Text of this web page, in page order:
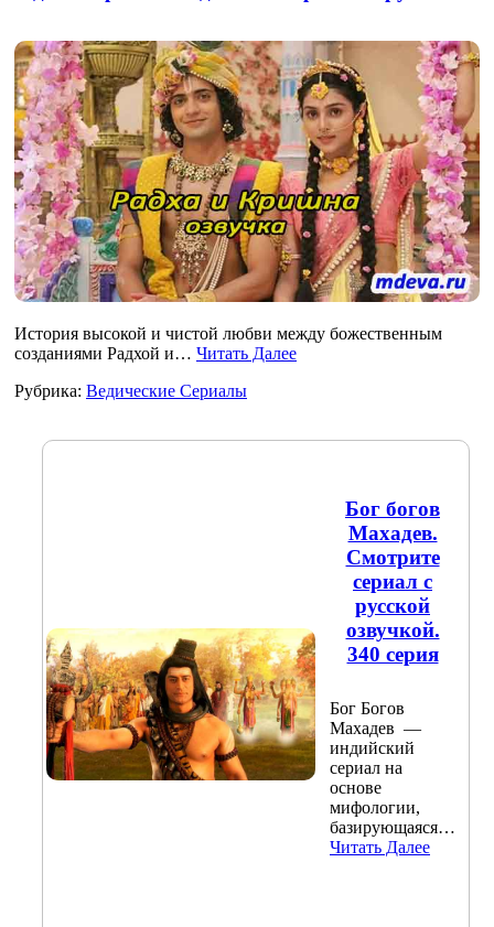
История высокой и чистой любви между божественным
созданиями Радхой и… Читать Далее
Рубрика: Ведические Сериалы
Бог богов
Махадев.
Смотрите
сериал с
русской
озвучкой.
340 серия
Бог Богов
Махадев —
индийский
сериал на
основе
мифологии,
базирующаяся…
Читать Далее